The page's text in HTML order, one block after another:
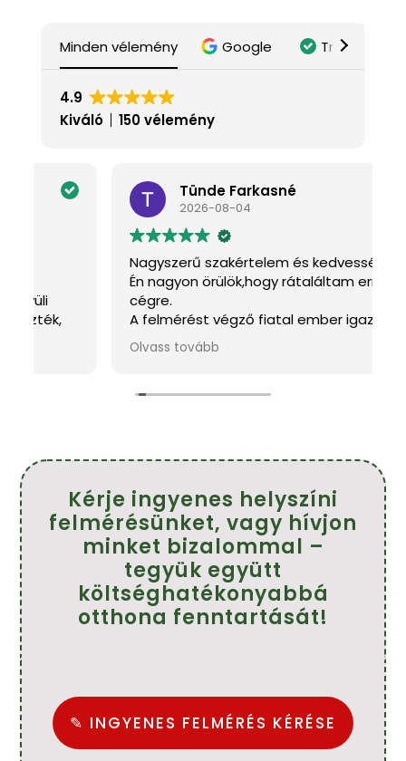
Minden vélemény Google Trustindex
4.9
Kiváló
150 vélemény
Tünde Farkasné
2026-08-04
Nagyszerű szakértelem és kedvesség
Én nagyon örülök,hogy rátaláltam erre a
A felmérést végző fiatal ember igazán
kedves és mindenben tanácsot adott.A
szakemberek pontosak,kedvesek és szép
Köszönöm szépen.
Olvass tovább
Kérje ingyenes helyszíni
felmérésünket, vagy hívjon
minket bizalommal –
tegyük együtt
költséghatékonyabbá
otthona fenntartását!
✎ INGYENES FELMÉRÉS KÉRÉSE